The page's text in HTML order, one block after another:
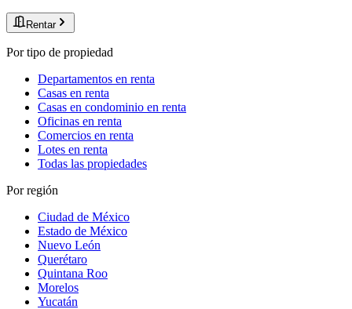
Rentar
Por tipo de propiedad
Departamentos en renta
Casas en renta
Casas en condominio en renta
Oficinas en renta
Comercios en renta
Lotes en renta
Todas las propiedades
Por región
Ciudad de México
Estado de México
Nuevo León
Querétaro
Quintana Roo
Morelos
Yucatán